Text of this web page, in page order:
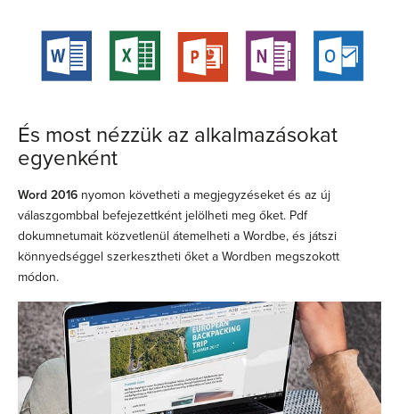
És most nézzük az alkalmazásokat
egyenként
Word 2016 nyomon követheti a megjegyzéseket és az új
válaszgombbal befejezettként jelölheti meg őket. Pdf
dokumnetumait közvetlenül átemelheti a Wordbe, és játszi
könnyedséggel szerkesztheti őket a Wordben megszokott
módon.